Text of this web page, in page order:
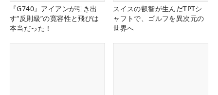
『G740』アイアンが引き出
す“反則級”の寛容性と飛びは
本当だった！
スイスの叡智が生んだTPTシ
ャフトで、ゴルフを異次元の
世界へ